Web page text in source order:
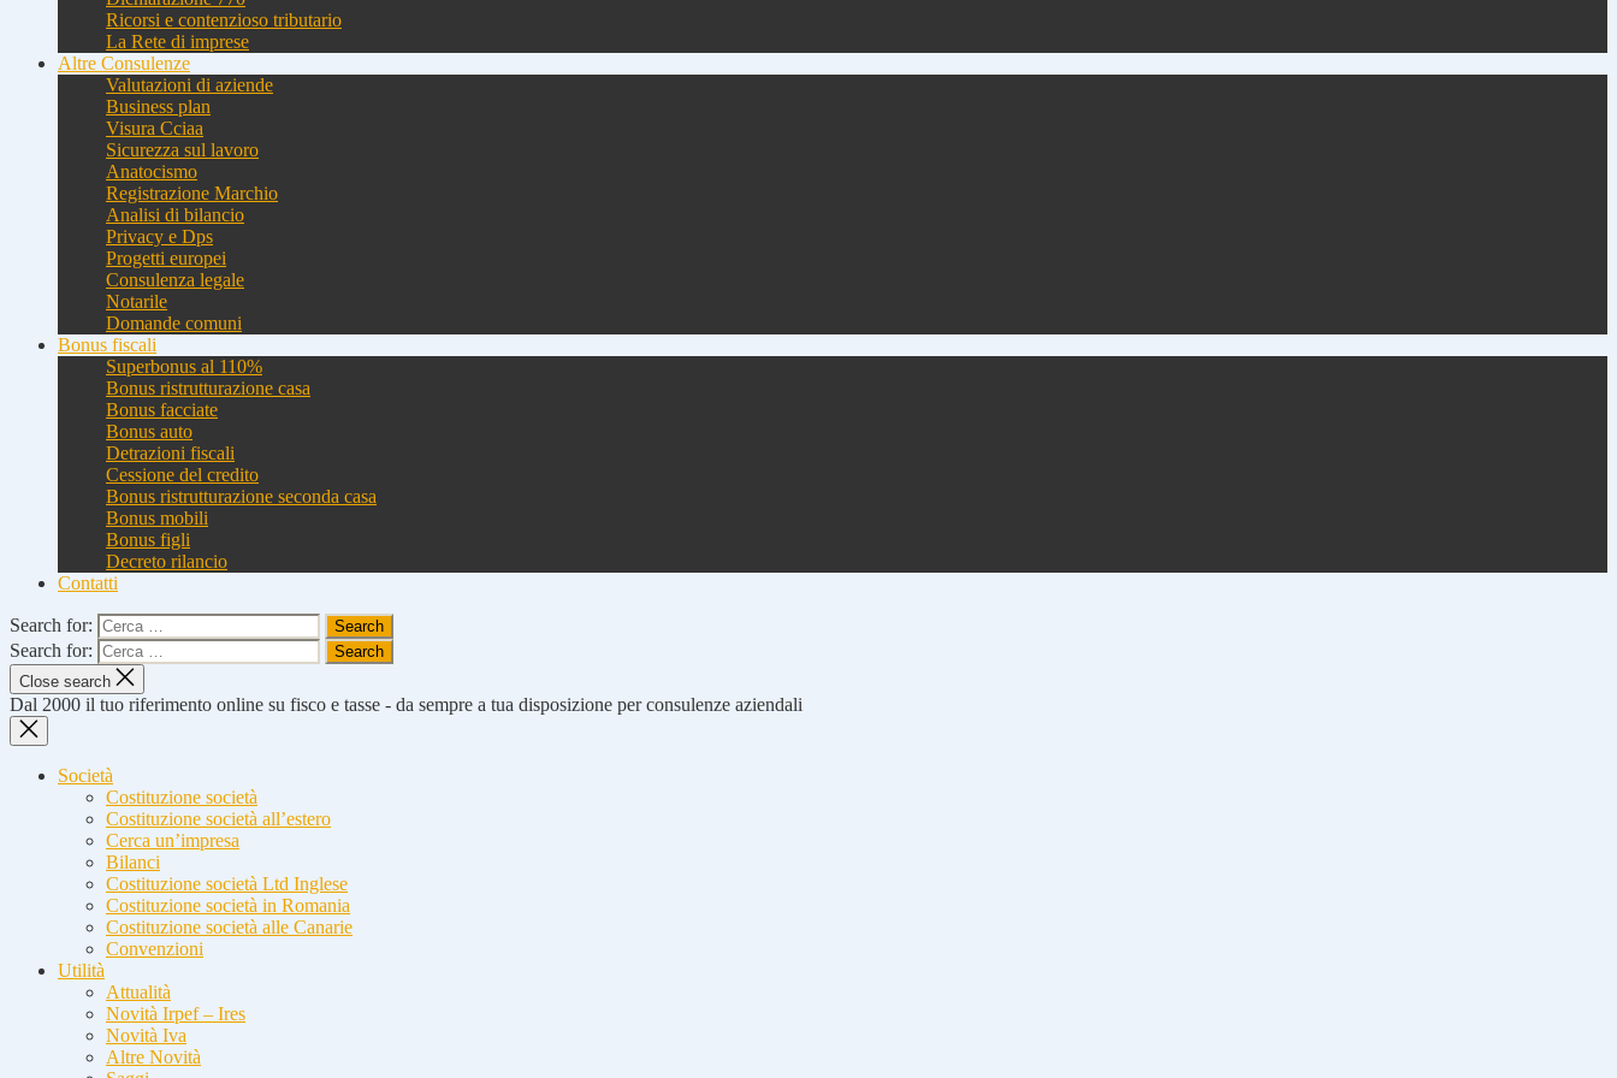
Ricorsi e contenzioso tributario
La Rete di imprese
Altre Consulenze
Valutazioni di aziende
Business plan
Visura Cciaa
Sicurezza sul lavoro
Anatocismo
Registrazione Marchio
Analisi di bilancio
Privacy e Dps
Progetti europei
Consulenza legale
Notarile
Domande comuni
Bonus fiscali
Superbonus al 110%
Bonus ristrutturazione casa
Bonus facciate
Bonus auto
Detrazioni fiscali
Cessione del credito
Bonus ristrutturazione seconda casa
Bonus mobili
Bonus figli
Decreto rilancio
Contatti
Search for:
Search for:
Close search
Dal 2000 il tuo riferimento online su fisco e tasse - da sempre a tua disposizione per consulenze aziendali
Società
Costituzione società
Costituzione società all’estero
Cerca un’impresa
Bilanci
Costituzione società Ltd Inglese
Costituzione società in Romania
Costituzione società alle Canarie
Convenzioni
Utilità
Attualità
Novità Irpef – Ires
Novità Iva
Altre Novità